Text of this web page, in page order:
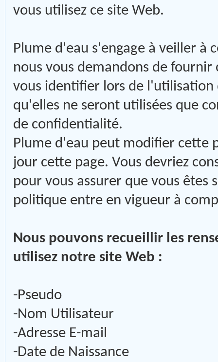
vous utilisez ce site Web.
Plume d'eau s'engage à veiller à
nous vous demandons de
vous identifier lors de l'utilisation
qu'elles ne seront utilisées que
de confidentialité.
Plume d'eau peut modifier cette
jour cette page. Vous devriez
pour vous assurer que vous
politique entre en vigueur à
Nous pouvons recueillir les
utilisez notre site Web :
-Pseudo
-Nom Utilisateur
-Adresse E-mail
-Date de Naissance